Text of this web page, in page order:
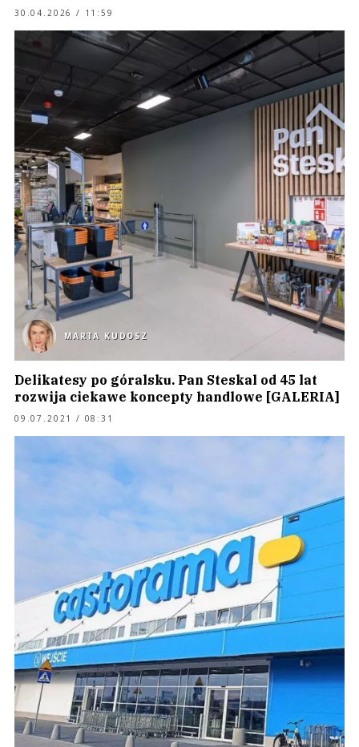
30.04.2026 / 11:59
MARTA KUDOSZ
Delikatesy po góralsku. Pan Steskal od 45 lat
rozwija ciekawe koncepty handlowe [GALERIA]
09.07.2021 / 08:31